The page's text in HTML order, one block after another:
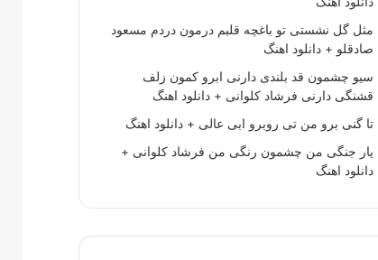
مثل گل نشستی تو باغچه قلبم درمون دردم مسعود
صادقلو + دانلود اهنگ
سیو چشمون قد بلندی دارنی ابرو کمون زلف
قشنگی دارنی فرشاد کلوانی + دانلود اهنگ
تا گنی برو من تی روبرو ابی عالی + دانلود اهنگ
یار جنگی من چشمون رنگی من فرشاد کلوانی +
دانلود اهنگ